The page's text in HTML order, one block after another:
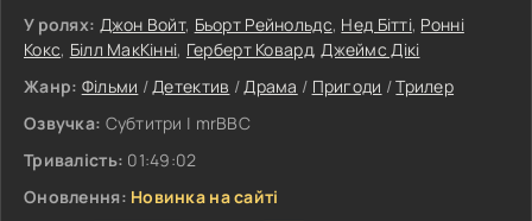
У ролях: Джон Войт, Бьорт Рейнольдс, Нед Бітті, Ронні
Кокс, Білл МакКінні, Герберт Ковард,Джеймс Дікі
Жанр: Фільми /Детектив /Драма / Пригоди /Трилер
Озвучка: Субтитри | mrBBC
Тривалість: 01:49:02
Оновлення: Новинка на сайті